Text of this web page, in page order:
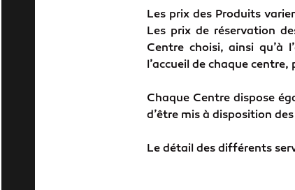
Les prix des Produits
Les prix de réservation
Centre choisi, ainsi qu’à
l’accueil de chaque
Chaque Centre dispose
d’être mis à disposition
Le détail des différents